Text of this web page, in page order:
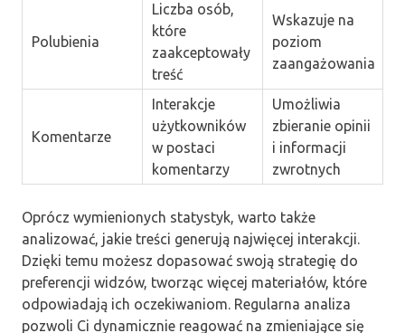
Polubienia
Liczba osób,
które
zaakceptowały
treść
Wskazuje na
poziom
zaangażowania
Komentarze
Interakcje
użytkowników
w postaci
komentarzy
Umożliwia
zbieranie opinii
i informacji
zwrotnych
Oprócz wymienionych statystyk, warto także
analizować, jakie treści generują najwięcej interakcji.
Dzięki temu możesz dopasować swoją strategię do
preferencji widzów, tworząc więcej materiałów, które
odpowiadają ich oczekiwaniom. Regularna analiza
pozwoli Ci dynamicznie reagować na zmieniające się